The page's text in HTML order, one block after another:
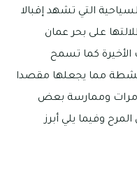
التي تشهد إقبالا
على بحر عمان
الأخيرة كما تسمح
مما يجعلها مقصدا
وممارسة بعض
وفيما يلي أبرز